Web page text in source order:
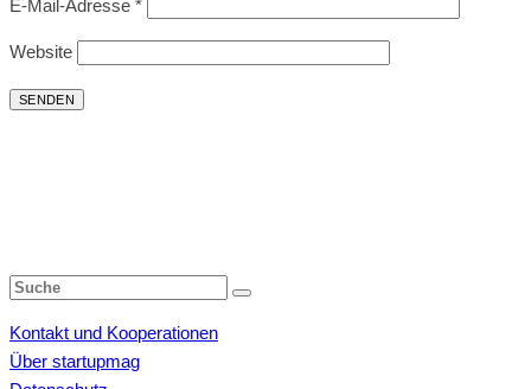
E-Mail-Adresse *
Website
Kontakt und Kooperationen
Über startupmag